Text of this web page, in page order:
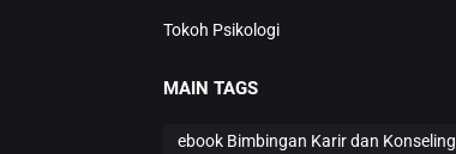
Tokoh Psikologi
MAIN TAGS
ebook Bimbingan Karir dan Konseling